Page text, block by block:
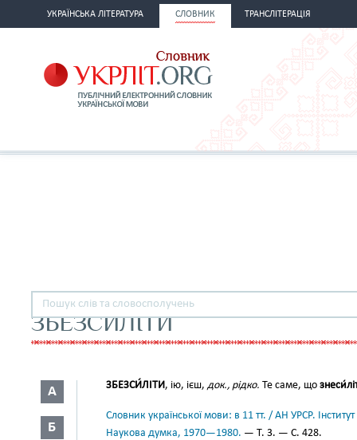
УКРАЇНСЬКА ЛІТЕРАТУРА СЛОВНИК ТРАНСЛІТЕРАЦІЯ
ЗБЕЗСИЛІТИ
А
Б
ЗБЕЗСИ́ЛІТИ, ію, ієш, док., рідко. Те саме, що
Словник української мови: в 11 тт. / АН УРСР.
Наукова думка, 1970—1980. — Т. 3. — С. 428.